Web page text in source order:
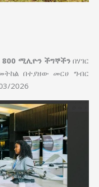
800 ሚሊዮን ችግኞችንበሃገር
በተያዘው መርሀ ግብር
2026